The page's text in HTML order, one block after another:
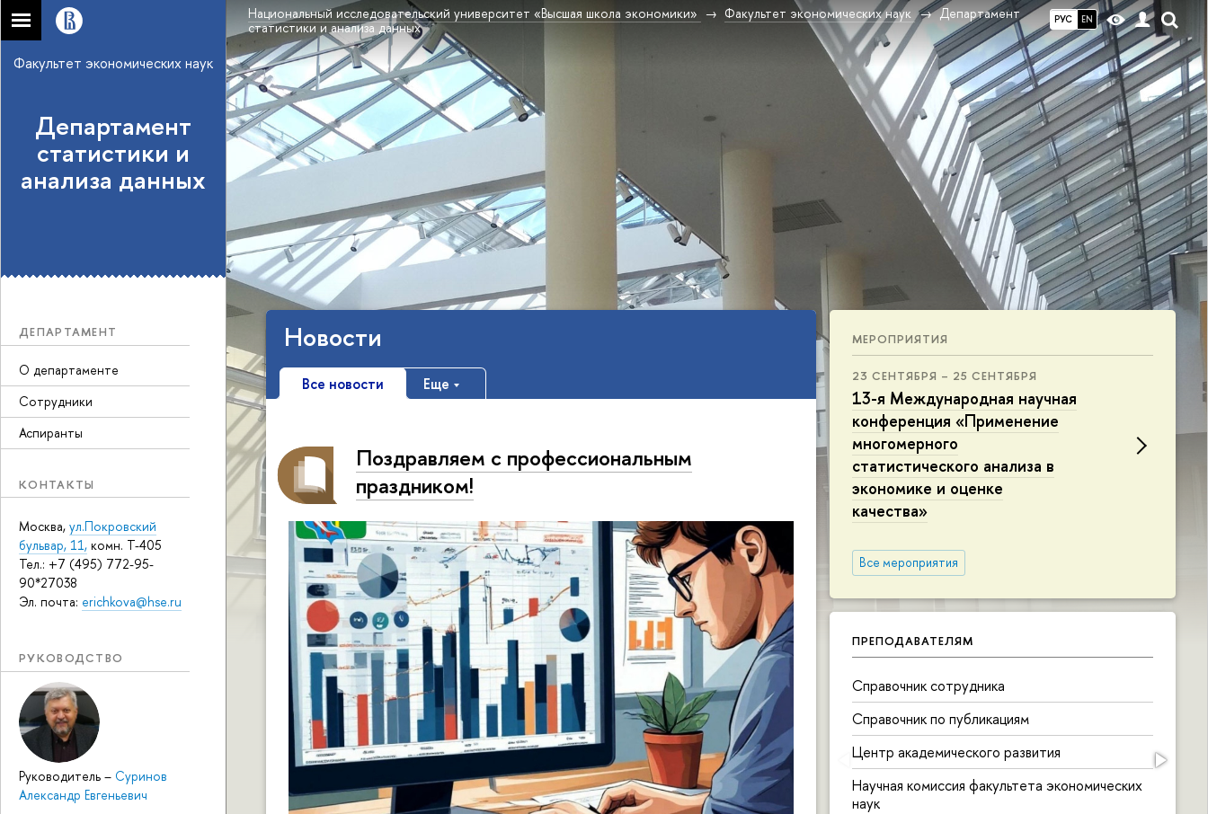
РУС EN
Национальный исследовательский университет «Высшая школа экономики» Факультет экономических наук
Департамент
статистики и анализа данных
Факультет экономических наук
Департамент
статистики и
анализа данных
ДЕПАРТАМЕНТ
О департаменте
Сотрудники
Аспиранты
КОНТАКТЫ
Москва, ул.Покровский
бульвар, 11, комн. Т-405
Тел.: +7 (495) 772-95-
90*27038
Эл. почта: erichkova@hse.ru
РУКОВОДСТВО
Руководитель – Суринов
Александр Евгеньевич
МЕРОПРИЯТИЯ
23 СЕНТЯБРЯ – 25 СЕНТЯБРЯ
13-я Международная научная
конференция «Применение
многомерного
статистического анализа в
экономике и оценке
качества»
Все мероприятия
ПРЕПОДАВАТЕЛЯМ
Справочник сотрудника
Справочник по публикациям
Центр академического развития
Научная комиссия факультета экономических
наук
Новости
Все новости Еще
Поздравляем с профессиональным
праздником!